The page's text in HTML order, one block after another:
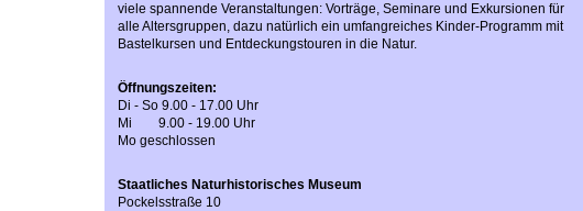
viele spannende Veranstaltungen: Vorträge, Seminare und Exkursionen für
alle Altersgruppen, dazu natürlich ein umfangreiches Kinder-Programm mit
Bastelkursen und Entdeckungstouren in die Natur.
Öffnungszeiten:
Di - So 9.00 - 17.00 Uhr
Mi 9.00 - 19.00 Uhr
Mo geschlossen
Staatliches Naturhistorisches Museum
Pockelsstraße 10